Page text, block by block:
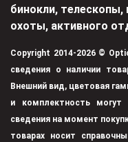
бинокли,
охоты, активного
Copyright 2014-2026 ©
сведения о наличии
Внешний вид, цветовая
и комплектность могут
сведения на момент
товарах носит